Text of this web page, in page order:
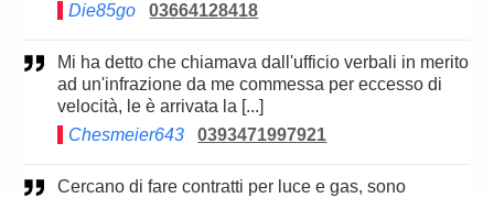
Die85go
03664128418
Mi ha detto che chiamava dall'ufficio verbali in merito
ad un'infrazione da me commessa per eccesso di
velocità, le è arrivata la [...]
Chesmeier643
0393471997921
Cercano di fare contratti per luce e gas, sono